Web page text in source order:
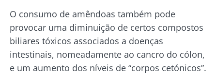
O consumo de amêndoas também pode
provocar uma diminuição de certos compostos
biliares tóxicos associados a doenças
intestinais, nomeadamente ao cancro do cólon,
e um aumento dos níveis de “corpos cetónicos”.
Eu li e aceito ascondições gerais de utilização
e apolítica de privacidadedo Biocodex
Microbiota Institute.
* Campo obrigatório
Kefir: um
aliado natural
da nossa
Os iogurtes,
os grandes
aliados do